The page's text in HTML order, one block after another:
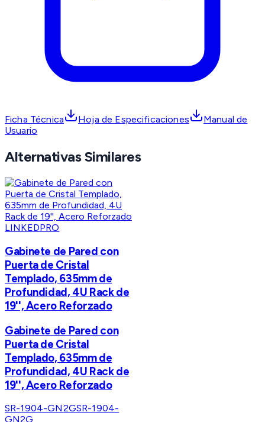
Ficha Técnica Hoja de Especificaciones
Manual de
Usuario
Alternativas Similares
LINKEDPRO
Gabinete de Pared con
Puerta de Cristal
Templado, 635mm de
Profundidad, 4U Rack de
19'', Acero Reforzado
Gabinete de Pared con
Puerta de Cristal
Templado, 635mm de
Profundidad, 4U Rack de
19'', Acero Reforzado
SR-1904-GN2GSR-1904-
GN2G